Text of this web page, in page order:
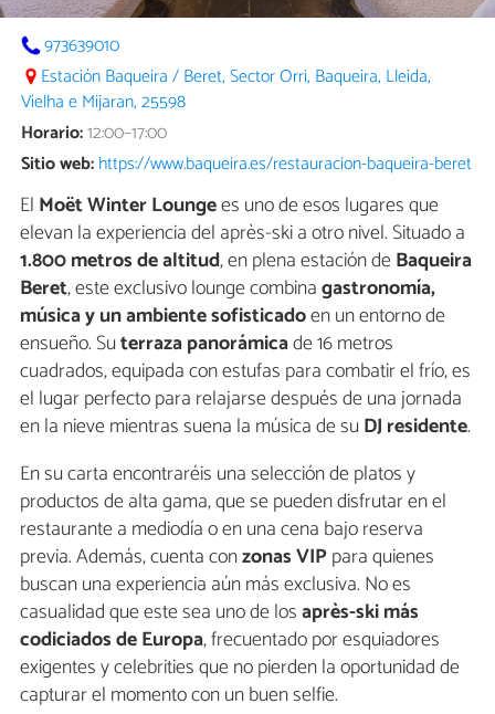
973639010
Estación Baqueira / Beret, Sector Orri, Baqueira, Lleida,
Vielha e Mijaran, 25598
Horario:12:00–17:00
Sitio web:https://www.baqueira.es/restauracion-baqueira-beret
El Moët Winter Loungees uno de esos lugares que
elevan la experiencia del après-ski a otro nivel. Situado a
1.800 metros de altitud, en plena estación deBaqueira
Beret, este exclusivo lounge combinagastronomía,
música y un ambiente sofisticadoen un entorno de
ensueño. Suterraza panorámicade 16 metros
cuadrados, equipada con estufas para combatir el frío, es
el lugar perfecto para relajarse después de una jornada
en la nieve mientras suena la música de suDJ residente.
En su carta encontraréis una selección de platos y
productos de alta gama, que se pueden disfrutar en el
restaurante a mediodía o en una cena bajo reserva
previa. Además, cuenta conzonas VIPpara quienes
buscan una experiencia aún más exclusiva. No es
casualidad que este sea uno de losaprès-ski más
codiciados de Europa, frecuentado por esquiadores
exigentes y celebrities que no pierden la oportunidad de
capturar el momento con un buen selfie.